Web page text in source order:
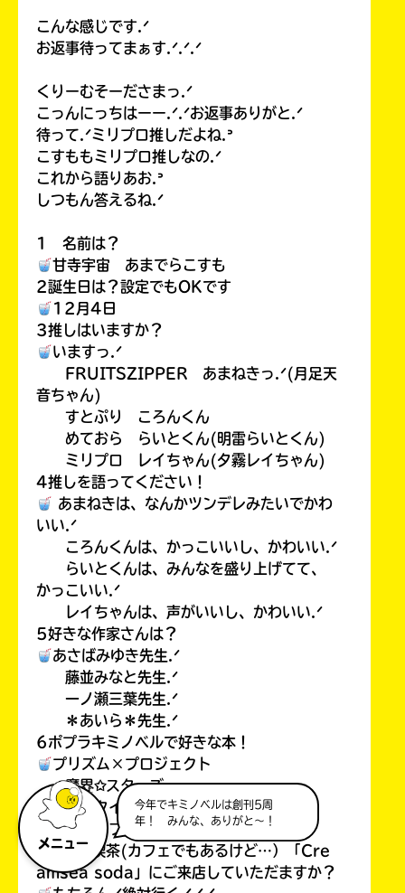
メニュー
今年でキミノベルは創刊5周
年！ みんな、ありがと～！
こんな感じです.ᐟ
お返事待ってまぁす.ᐟ.ᐟ.ᐟ
くりーむそーださまっ.ᐟ
こっんにっちはーー.ᐟ.ᐟお返事ありがと.ᐟ
待って.ᐟミリプロ推しだよね.ᐣ
こすももミリプロ推しなの.ᐟ
これから語りあお.ᐣ
しつもん答えるね.ᐟ
1 名前は？
甘寺宇宙 あまでらこすも
2誕生日は？設定でもOKです
12月4日
3推しはいますか？
いますっ.ᐟ
FRUITSZIPPER あまねきっ.ᐟ(月足天
音ちゃん)
すとぷり ころんくん
めておら らいとくん(明雷らいとくん)
ミリプロ レイちゃん(夕霧レイちゃん)
4推しを語ってください！
あまねきは、なんかツンデレみたいでかわ
いい.ᐟ
ころんくんは、かっこいいし、かわいい.ᐟ
らいとくんは、みんなを盛り上げてて、
かっこいい.ᐟ
レイちゃんは、声がいいし、かわいい.ᐟ
5好きな作家さんは？
あさばみゆき先生.ᐟ
藤並みなと先生.ᐟ
一ノ瀬三葉先生.ᐟ
＊あいら＊先生.ᐟ
6ポプラキミノベルで好きな本！
プリズム×プロジェクト
魔界✩スターズ
初恋タイムリミット
ケモカフェ.ᐟ
7また、喫茶(カフェでもあるけど…）「Cre
amsea soda」にご来店していただますか？